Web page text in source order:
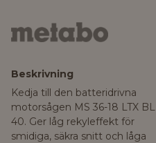
Beskrivning
Kedja till den batteridrivna
motorsågen MS 36-18 LTX BL
40. Ger låg rekyleffekt för
smidiga, säkra snitt och låga